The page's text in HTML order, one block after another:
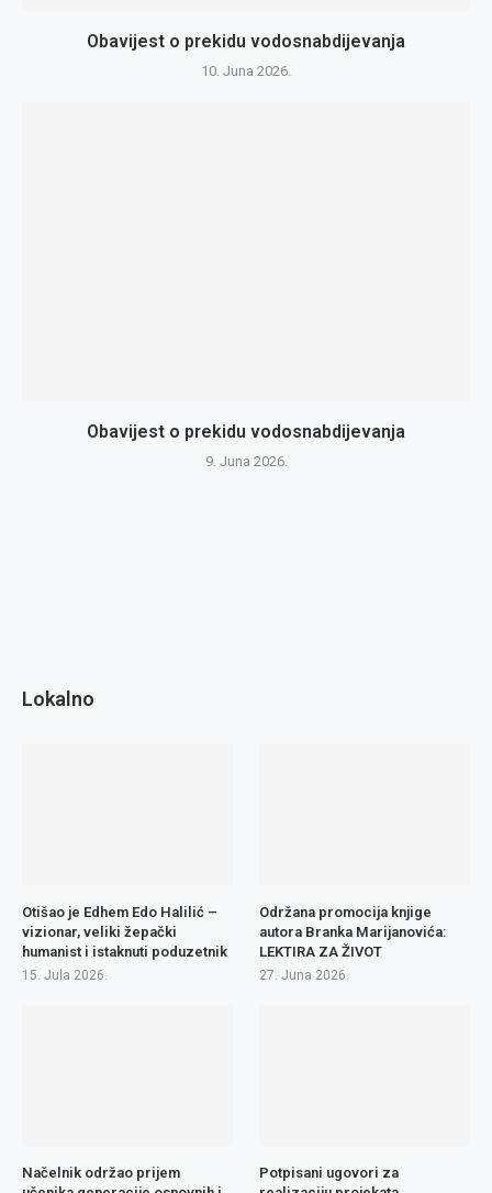
Obavijest o prekidu vodosnabdijevanja
10. Juna 2026.
Obavijest o prekidu vodosnabdijevanja
9. Juna 2026.
Lokalno
Otišao je Edhem Edo Halilić –
vizionar, veliki žepački
humanist i istaknuti poduzetnik
15. Jula 2026.
Održana promocija knjige
autora Branka Marijanovića:
LEKTIRA ZA ŽIVOT
27. Juna 2026.
Načelnik održao prijem
Potpisani ugovori za